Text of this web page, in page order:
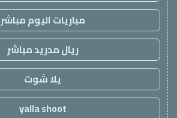
مباريات اليوم مباشر
ريال مدريد مباشر
يلا شوت
yalla shoot